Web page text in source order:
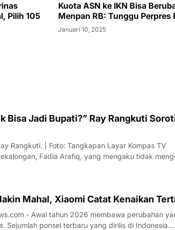
Pilih 105
Kuota ASN ke IKN Bisa
Menpan RB: Tunggu Perpres
Januari 10, 2025
Bisa Jadi Bupati?” Ray Rangkuti
Rangkuti. | Foto: Tangkapan Layar Kompas TV
Fadia Arafiq, yang mengaku tidak
pengamat politik. Salah satu kritik datang
Mahal, Xiaomi Catat Kenaikan
Sejumlah ponsel terbaru yang dirilis di Indonesia